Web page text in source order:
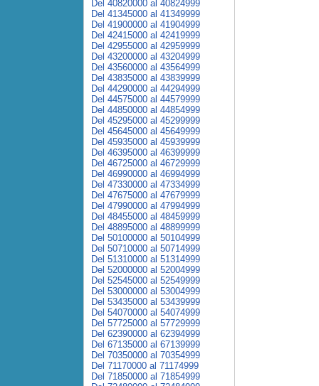
Del 40820000 al 40824999
Del 41345000 al 41349999
Del 41900000 al 41904999
Del 42415000 al 42419999
Del 42955000 al 42959999
Del 43200000 al 43204999
Del 43560000 al 43564999
Del 43835000 al 43839999
Del 44290000 al 44294999
Del 44575000 al 44579999
Del 44850000 al 44854999
Del 45295000 al 45299999
Del 45645000 al 45649999
Del 45935000 al 45939999
Del 46395000 al 46399999
Del 46725000 al 46729999
Del 46990000 al 46994999
Del 47330000 al 47334999
Del 47675000 al 47679999
Del 47990000 al 47994999
Del 48455000 al 48459999
Del 48895000 al 48899999
Del 50100000 al 50104999
Del 50710000 al 50714999
Del 51310000 al 51314999
Del 52000000 al 52004999
Del 52545000 al 52549999
Del 53000000 al 53004999
Del 53435000 al 53439999
Del 54070000 al 54074999
Del 57725000 al 57729999
Del 62390000 al 62394999
Del 67135000 al 67139999
Del 70350000 al 70354999
Del 71170000 al 71174999
Del 71850000 al 71854999